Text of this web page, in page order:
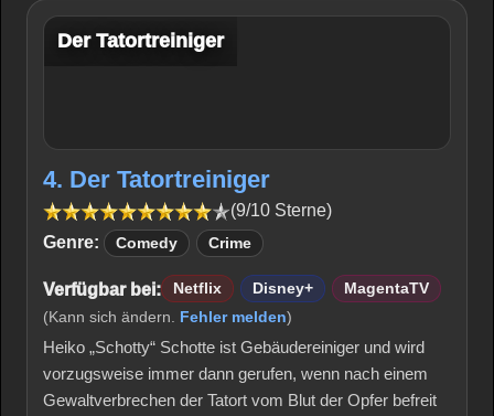
Der Tatortreiniger
4. Der Tatortreiniger
(9/10 Sterne)
Genre:
Comedy Crime
Verfügbar bei: Netflix Disney+
MagentaTV
(Kann sich ändern. Fehler melden)
Heiko „Schotty“ Schotte ist Gebäudereiniger und wird
vorzugsweise immer dann gerufen, wenn nach einem
Gewaltverbrechen der Tatort vom Blut der Opfer befreit